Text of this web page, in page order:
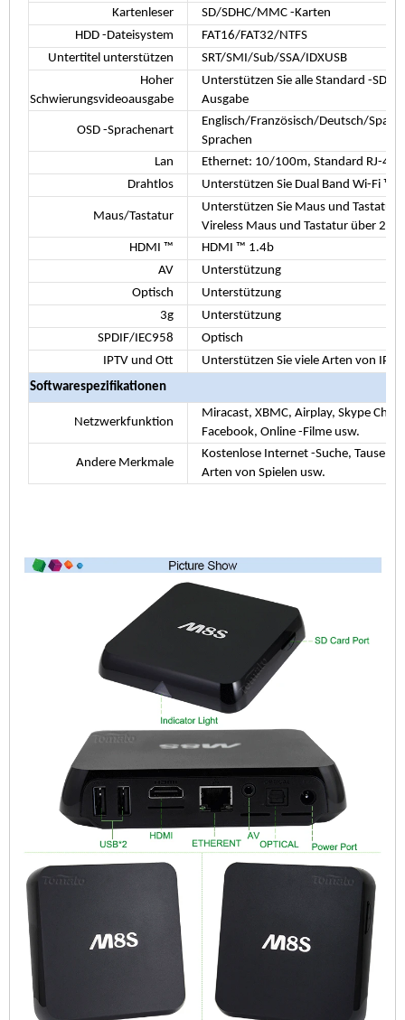
Kartenleser
SD/SDHC/MMC -Karten
HDD -Dateisystem
FAT16/FAT32/NTFS
Untertitel unterstützen
SRT/SMI/Sub/SSA/IDXUSB
Hoher
Schwierungsvideoausgabe
Unterstützen Sie alle Standard -SD/
Ausgabe
OSD -Sprachenart
Englisch/Französisch/Deutsch/
Sprachen
Lan
Ethernet: 10/100m, Standard RJ-45
Drahtlos
Unterstützen Sie Dual Band Wi-Fi ™
Maus/Tastatur
Unterstützen Sie Maus und Tastatur
Vireless Maus und Tastatur über 2,4
HDMI ™
HDMI ™ 1.4b
AV
Unterstützung
Optisch
Unterstützung
3g
Unterstützung
SPDIF/IEC958
Optisch
IPTV und Ott
Unterstützen Sie viele Arten von
Softwarespezifikationen
Netzwerkfunktion
Miracast, XBMC, Airplay, Skype
Facebook, Online -Filme usw.
Andere Merkmale
Kostenlose Internet -Suche,
Arten von Spielen usw.